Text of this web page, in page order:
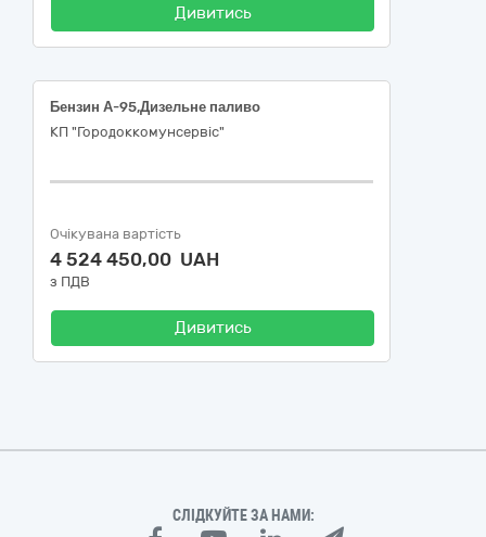
Дивитись
Бензин А-95,Дизельне паливо
КП "Городоккомунсервіс"
Очікувана вартість
4 524 450,00 UAH
з ПДВ
Дивитись
СЛІДКУЙТЕ ЗА НАМИ: